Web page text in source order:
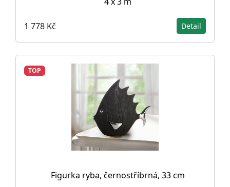
1 778 Kč Detail
TOP
Figurka ryba, černostříbrná, 33 cm